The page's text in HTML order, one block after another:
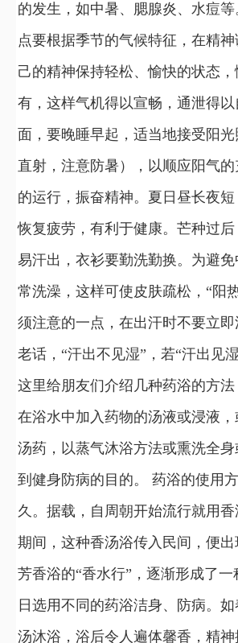
的发生，如中暑、腮腺炎、水痘
点要根据季节的气候特征，在精
己的精神保持轻松、愉快的状态
有，这样气机得以宣畅，通泄得
面，要晚睡早起，适当地接受阳
直射，注意防暑），以顺应阳气
的运行，振奋精神。夏日昼长夜
恢复疲劳，有利于健康。芒种过后
易汗出，衣衫要勤洗勤换。为避
常洗澡，这样可使皮肤疏松，“阳
须注意的一点，在出汗时不要立
老话，“汗出不见湿”，若“汗出见
这里给朋友们介绍几种药浴的方
在浴水中加入药物的汤液或浸液
汤药，以蒸气沐浴方法或熏洗全
到健身防病的目的。 药浴的使用
久。据载，自周朝开始流行就用
期间，这种香汤浴传入民间，便
芳香浴的“香水行”，逐渐形成了
日选用不同的药浴洁身、防病。
汤沐浴，浴后令人遍体馨香，精